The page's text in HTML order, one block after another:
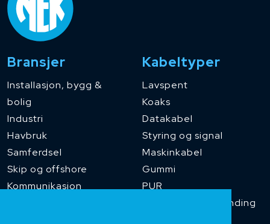
Bransjer
Installasjon, bygg &
bolig
Industri
Havbruk
Samferdsel
Skip og offshore
Kommunikasjon
Kabeltyper
Lavspent
Koaks
Datakabel
Styring og signal
Maskinkabel
Gummi
PUR
Temperaturbestanding